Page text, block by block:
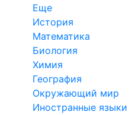
Еще
История
Математика
Биология
Химия
География
Окружающий мир
Иностранные языки